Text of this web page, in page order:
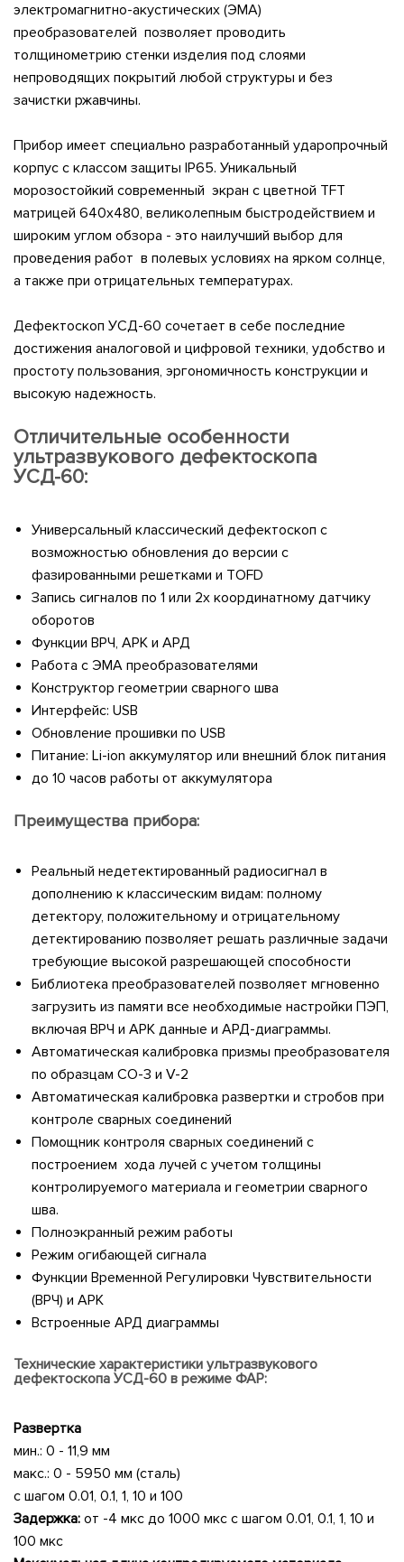
электромагнитно-акустических (ЭМА)
преобразователей позволяет проводить
толщинометрию стенки изделия под слоями
непроводящих покрытий любой структуры и без
зачистки ржавчины.
Прибор имеет специально разработанный ударопрочный
корпус с классом защиты IP65. Уникальный
морозостойкий современный экран с цветной TFT
матрицей 640х480, великолепным быстродействием и
широким углом обзора - это наилучший выбор для
проведения работ в полевых условиях на ярком солнце,
а также при отрицательных температурах.
Дефектоскоп УСД-60 сочетает в себе последние
достижения аналоговой и цифровой техники, удобство и
простоту пользования, эргономичность конструкции и
высокую надежность.
Отличительные особенности
ультразвукового дефектоскопа
УСД-60:
Универсальный классический дефектоскоп с
возможностью обновления до версии с
фазированными решетками и TOFD
Запись сигналов по 1 или 2х координатному датчику
оборотов
Функции ВРЧ, АРК и АРД
Работа с ЭМА преобразователями
Конструктор геометрии сварного шва
Интерфейс: USB
Обновление прошивки по USB
Питание: Li-ion аккумулятор или внешний блок питания
до 10 часов работы от аккумулятора
Преимущества прибора:
Реальный недетектированный радиосигнал в
дополнению к классическим видам: полному
детектору, положительному и отрицательному
детектированию позволяет решать различные задачи
требующие высокой разрешающей способности
Библиотека преобразователей позволяет мгновенно
загрузить из памяти все необходимые настройки ПЭП,
включая ВРЧ и АРК данные и АРД-диаграммы.
Автоматическая калибровка призмы преобразователя
по образцам СО-3 и V-2
Автоматическая калибровка развертки и стробов при
контроле сварных соединений
Помощник контроля сварных соединений с
построением хода лучей с учетом толщины
контролируемого материала и геометрии сварного
шва.
Полноэкранный режим работы
Режим огибающей сигнала
Функции Временной Регулировки Чувствительности
(ВРЧ) и АРК
Встроенные АРД диаграммы
Технические характеристики ультразвукового
дефектоскопа УСД-60 в режиме ФАР:
Развертка
мин.: 0 - 11,9 мм
макс.: 0 - 5950 мм (сталь)
с шагом 0.01, 0.1, 1, 10 и 100
Задержка: от -4 мкс до 1000 мкс с шагом 0.01, 0.1, 1, 10 и
100 мкс